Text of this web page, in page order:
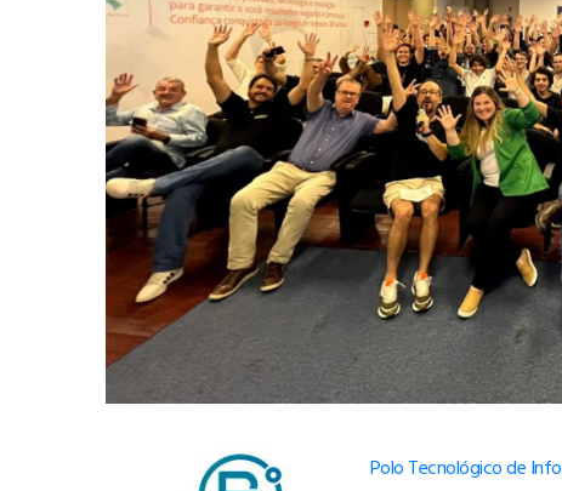
Polo Tecnológico de